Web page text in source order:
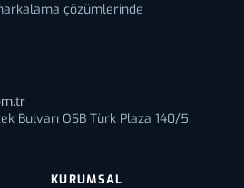
çözümlerinde
Bulvarı OSB Türk Plaza 140/5,
KURUMSAL